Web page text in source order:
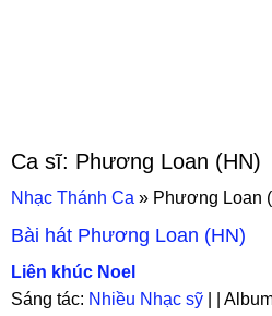
Ca sĩ: Phương Loan (HN)
Nhạc Thánh Ca » Phương Loan
Bài hát Phương Loan (HN)
Liên khúc Noel
Sáng tác: Nhiều Nhạc sỹ | |